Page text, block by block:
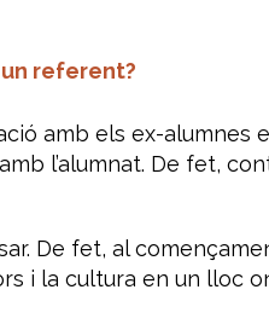
un referent?
amb els ex-alumnes
l’alumnat. De fet,
De fet, al
i la cultura en un lloc